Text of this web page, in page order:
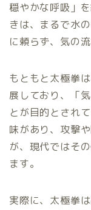
穏やかな呼吸」
きは、まるで水
に頼らず、気の
もともと太極拳
展しており、「
とが目的とされ
味があり、攻撃
が、現代ではそ
ます。
実際に、太極拳